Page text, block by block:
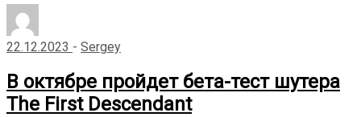
22.12.2023 - Sergey
В октябре пройдет бета-тест шутера
The First Descendant